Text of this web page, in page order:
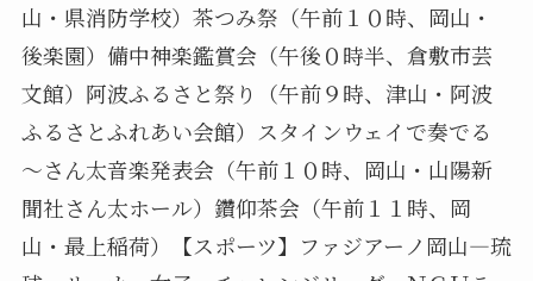
山・県消防学校）茶つみ祭（午前１０時、岡山・
後楽園）備中神楽鑑賞会（午後０時半、倉敷市芸
文館）阿波ふるさと祭り（午前９時、津山・阿波
ふるさとふれあい会館）スタインウェイで奏でる
～さん太音楽発表会（午前１０時、岡山・山陽新
聞社さん太ホール）鑽仰茶会（午前１１時、岡
山・最上稲荷）【スポーツ】ファジアーノ岡山―琉